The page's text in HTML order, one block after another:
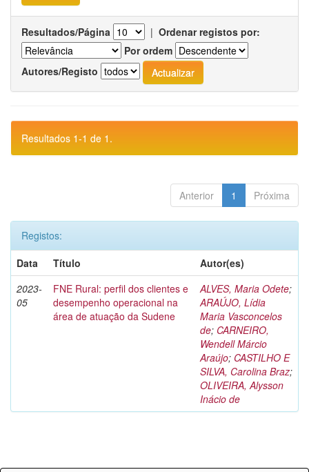
Resultados/Página | Ordenar registos por:
Por ordem
Autores/Registo
Resultados 1-1 de 1.
Anterior 1 Próxima
Registos:
Data
Título
Autor(es)
2023-
05
FNE Rural: perfil dos clientes e
desempenho operacional na
área de atuação da Sudene
ALVES, Maria Odete;
ARAÚJO, Lídia
Maria Vasconcelos
de; CARNEIRO,
Wendell Márcio
Araújo; CASTILHO E
SILVA, Carolina Braz;
OLIVEIRA, Alysson
Inácio de